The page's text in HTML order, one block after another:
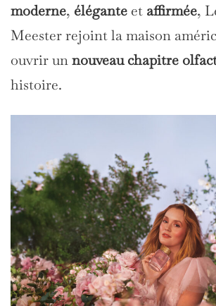
moderne, élégante et affirmée,
Meester rejoint la maison
ouvrir unnouveau chapitre
histoire.